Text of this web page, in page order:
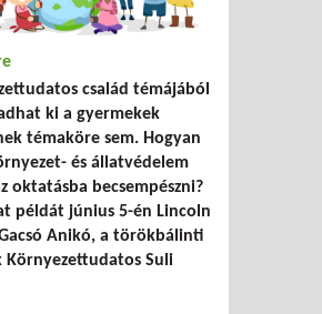
Környezettudatos Suli Projekt
család témájából
ki a gyermekek
témaköre sem. Hogyan
és állatvédelem
oktatásba becsempészni?
példát június 5-én Lincoln
Anikó, a törökbálinti
Környezettudatos Suli